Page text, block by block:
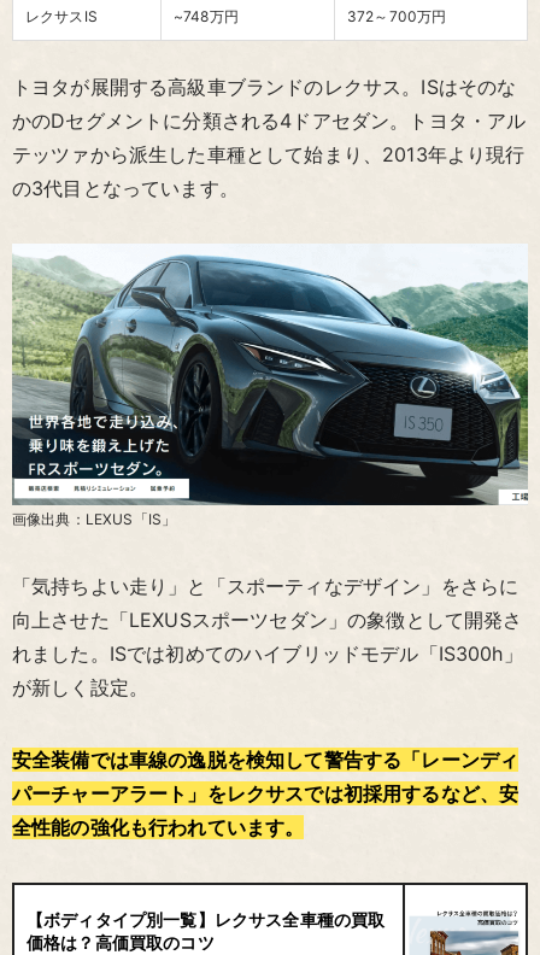
レクサスIS ~748万円 372～700万円
トヨタが展開する高級車ブランドのレクサス。ISはそのな
かのDセグメントに分類される4ドアセダン。トヨタ・アル
テッツァから派生した車種として始まり、2013年より現行
の3代目となっています。
画像出典：LEXUS「IS」
「気持ちよい走り」と「スポーティなデザイン」をさらに
向上させた「LEXUSスポーツセダン」の象徴として開発さ
れました。ISでは初めてのハイブリッドモデル「IS300h」
が新しく設定。
安全装備では車線の逸脱を検知して警告する「レーンディ
パーチャーアラート」をレクサスでは初採用するなど、安
全性能の強化も行われています。
【ボディタイプ別一覧】レクサス全車種の買取
価格は？高価買取のコツ